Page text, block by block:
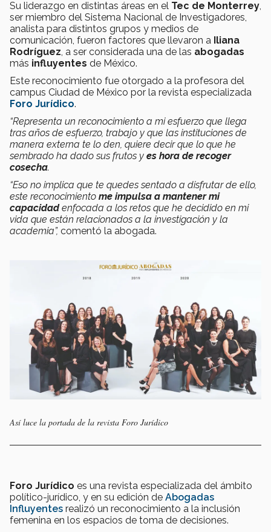
Su liderazgo en distintas áreas en el Tec de Monterrey
ser miembro del Sistema Nacional de Investigadores,
analista para distintos grupos y medios de
comunicación, fueron factores que llevaron a Iliana
Rodríguez , a ser considerada una de las abogadas
más influyentes de México.
Este reconocimiento fue otorgado a la profesora del
campus Ciudad de México por la revista especializada
Foro Jurídico.
“Representa un reconocimiento a mi esfuerzo que llega
tras años de esfuerzo, trabajo y que las instituciones de
manera externa te lo den, quiere decir que lo que he
sembrado ha dado sus frutos y es hora de recoger
cosecha.
“Eso no implica que te quedes sentado a disfrutar de ello,
este reconocimiento me impulsa a mantener mi
capacidadenfocada a los retos que he decidido en mi
vida que están relacionados a la investigación y la
academia”, comentó la abogada.
Así luce la portada de la revista Foro Jurídico
Foro Jurídico es una revista especializada del ámbito
político-jurídico, y en su edición de Abogadas
Influyentes realizó un reconocimiento a la inclusión
femenina en los espacios de toma de decisiones.